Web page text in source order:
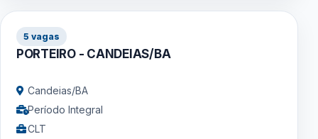
5 vagas
PORTEIRO - CANDEIAS/BA
Candeias/BA
Período Integral
CLT